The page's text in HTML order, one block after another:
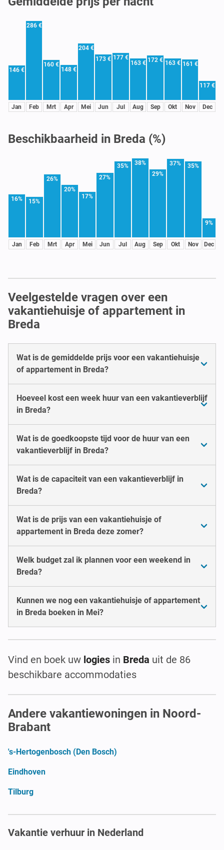
146 €
Jan
286 €
Feb
160 €
Mrt
148 €
Apr
204 €
Mei
173 €
Jun
177 €
Jul
163 €
Aug
172 €
Sep
163 €
Okt
161 €
Nov
117 €
Dec
Beschikbaarheid in Breda (%)
16%
Jan
15%
Feb
26%
Mrt
20%
Apr
17%
Mei
27%
Jun
35%
Jul
38%
Aug
29%
Sep
37%
Okt
35%
Nov
9%
Dec
Veelgestelde vragen over een
vakantiehuisje of appartement in
Breda
Wat is de gemiddelde prijs voor een vakantiehuisje
of appartement in Breda?
Hoeveel kost een week huur van een vakantieverblijf
in Breda?
Wat is de goedkoopste tijd voor de huur van een
vakantieverblijf in Breda?
Wat is de capaciteit van een vakantieverblijf in
Breda?
Wat is de prijs van een vakantiehuisje of
appartement in Breda deze zomer?
Welk budget zal ik plannen voor een weekend in
Breda?
Kunnen we nog een vakantiehuisje of appartement
in Breda boeken in Mei?
Vind en boek uw logies in Breda uit de 86
beschikbare accommodaties
Andere vakantiewoningen in Noord-
Brabant
's-Hertogenbosch (Den Bosch)
Eindhoven
Tilburg
Vakantie verhuur in Nederland